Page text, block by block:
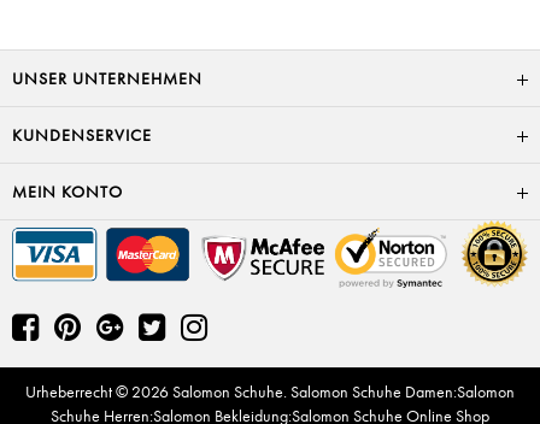
UNSER UNTERNEHMEN
KUNDENSERVICE
MEIN KONTO
Urheberrecht © 2026Salomon Schuhe.Salomon Schuhe Damen:Salomon
Schuhe Herren:Salomon Bekleidung:Salomon Schuhe Online Shop